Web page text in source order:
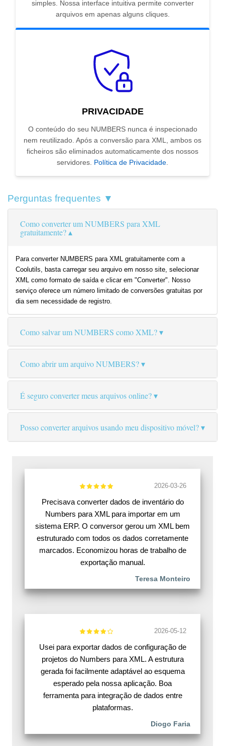
simples. Nossa interface intuitiva permite converter
arquivos em apenas alguns cliques.
PRIVACIDADE
O conteúdo do seu NUMBERS nunca é inspecionado
nem reutilizado. Após a conversão para XML, ambos os
ficheiros são eliminados automaticamente dos nossos
servidores. Política de Privacidade.
Perguntas frequentes ▼
Como converter um NUMBERS para XML
gratuitamente?
Para converter NUMBERS para XML gratuitamente com a
Coolutils, basta carregar seu arquivo em nosso site, selecionar
XML como formato de saída e clicar em "Converter". Nosso
serviço oferece um número limitado de conversões gratuitas por
dia sem necessidade de registro.
Como salvar um NUMBERS como XML?
Como abrir um arquivo NUMBERS?
É seguro converter meus arquivos online?
Posso converter arquivos usando meu dispositivo móvel?
2026-03-26
Precisava converter dados de inventário do
Numbers para XML para importar em um
sistema ERP. O conversor gerou um XML bem
estruturado com todos os dados corretamente
marcados. Economizou horas de trabalho de
exportação manual.
Teresa Monteiro
2026-05-12
Usei para exportar dados de configuração de
projetos do Numbers para XML. A estrutura
gerada foi facilmente adaptável ao esquema
esperado pela nossa aplicação. Boa
ferramenta para integração de dados entre
plataformas.
Diogo Faria